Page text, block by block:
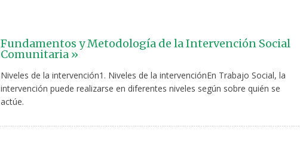
Fundamentos y Metodología de la Intervención Social
Comunitaria »
Niveles de la intervención1. Niveles de la intervenciónEn Trabajo Social, la
intervención puede realizarse en diferentes niveles según sobre quién se
actúe.